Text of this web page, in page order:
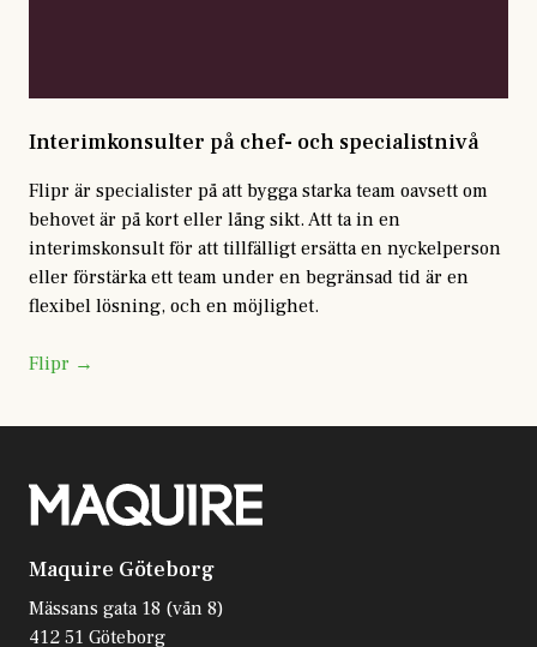
Interimkonsulter på chef- och specialistnivå
Flipr är specialister på att bygga starka team oavsett om
behovet är på kort eller lång sikt. Att ta in en
interimskonsult för att tillfälligt ersätta en nyckelperson
eller förstärka ett team under en begränsad tid är en
flexibel lösning, och en möjlighet.
Flipr →
Maquire Göteborg
Mässans gata 18 (vån 8)
412 51 Göteborg